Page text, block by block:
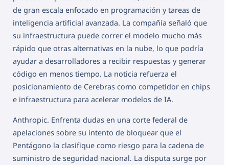
de gran escala enfocado en programación y tareas de
inteligencia artificial avanzada. La compañía señaló que
su infraestructura puede correr el modelo mucho más
rápido que otras alternativas en la nube, lo que podría
ayudar a desarrolladores a recibir respuestas y generar
código en menos tiempo. La noticia refuerza el
posicionamiento de Cerebras como competidor en chips
e infraestructura para acelerar modelos de IA.
Anthropic. Enfrenta dudas en una corte federal de
apelaciones sobre su intento de bloquear que el
Pentágono la clasifique como riesgo para la cadena de
suministro de seguridad nacional. La disputa surge por